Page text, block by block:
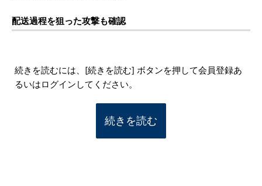
配送過程を狙った攻撃も確認
続きを読むには、[続きを読む] ボタンを押して会員登録あ
るいはログインしてください。
続きを読む